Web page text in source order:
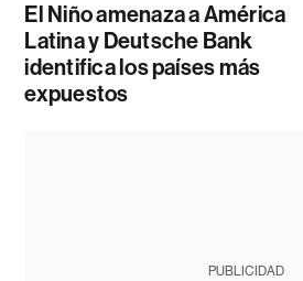
El Niño amenaza a América
Latina y Deutsche Bank
identifica los países más
expuestos
PUBLICIDAD